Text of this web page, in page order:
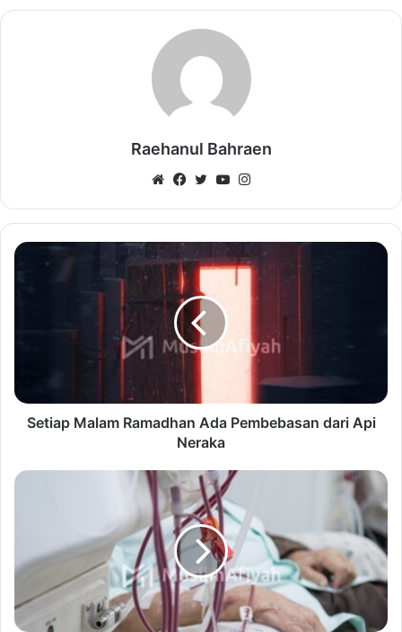
Raehanul Bahraen
WebsiteFacebook
TwitterYouTube
Setiap Malam Ramadhan Ada Pembebasan dari Api
Neraka